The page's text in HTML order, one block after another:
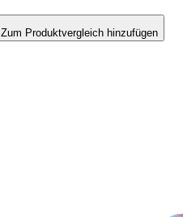
Zum Produktvergleich hinzufügen